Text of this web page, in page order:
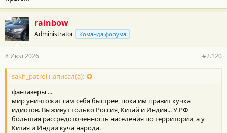
rainbow
Administrator Команда форума
8 Июл 2026 #2.120
sakh_patrol написал(а):
фантазеры ...
мир уничтожит сам себя быстрее, пока им правит кучка
идиотов. Выживут только Россия, Китай и Индия... У РФ
большая рассредоточенность населения по территории, а у
Китая и Индии куча народа.